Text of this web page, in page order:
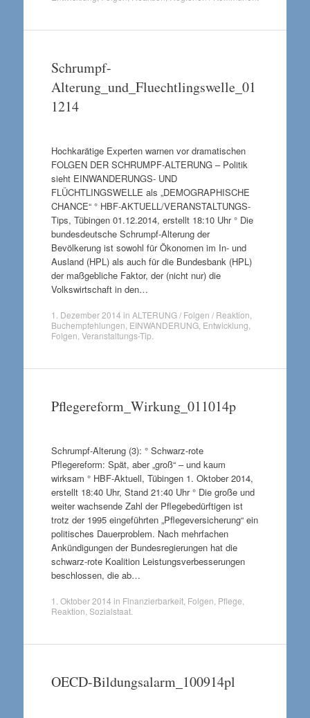
Schrumpf-
Alterung_und_Fluechtlingswelle_01
1214
Hochkarätige Experten warnen vor dramatischen
FOLGEN DER SCHRUMPF-ALTERUNG – Politik
sieht EINWANDERUNGS- UND
FLÜCHTLINGSWELLE als „DEMOGRAPHISCHE
CHANCE“ ° HBF-AKTUELL/VERANSTALTUNGS-
Tips, Tübingen 01.12.2014, erstellt 18:10 Uhr ° Die
bundesdeutsche Schrumpf-Alterung der
Bevölkerung ist sowohl für Ökonomen im In- und
Ausland (HPL) als auch für die Bundesbank (HPL)
der maßgebliche Faktor, der (nicht nur) die
Volkswirtschaft in den…
1. Dezember 2014 in ALTERUNG / Folgen / Reaktion
Buchempfehlungen EINWANDERUNG, Entwicklung
Folgen Veranstaltungs-Tip
Pflegereform_Wirkung_011014p
Schrumpf-Alterung (3): ° Schwarz-rote
Pflegereform: Spät, aber „groß“ – und kaum
wirksam ° HBF-Aktuell, Tübingen 1. Oktober 2014,
erstellt 18:40 Uhr, Stand 21:40 Uhr ° Die große und
weiter wachsende Zahl der Pflegebedürftigen ist
trotz der 1995 eingeführten „Pflegeversicherung“ ein
politisches Dauerproblem. Nach mehrfachen
Ankündigungen der Bundesregierungen hat die
schwarz-rote Koalition Leistungsverbesserungen
beschlossen, die ab…
1. Oktober 2014 in Finanzierbarkeit, Folgen Pflege
Reaktion Sozialstaat.
OECD-Bildungsalarm_100914pl